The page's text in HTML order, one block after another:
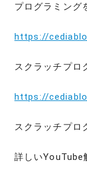
プログラミング
https://
スクラッチプロ
https://
スクラッチプロ
詳しいYouTube